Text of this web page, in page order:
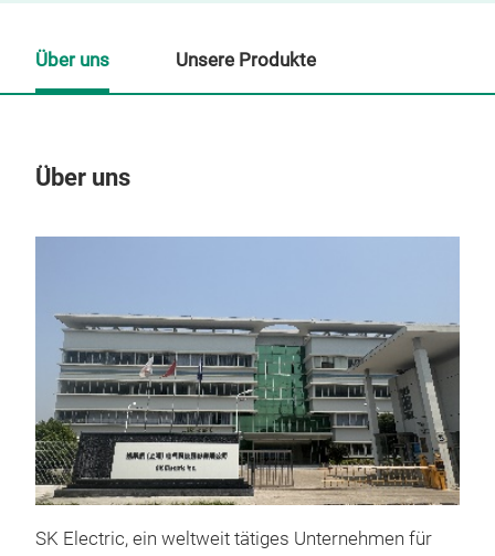
Über uns
SK Electric, ein weltweit tätiges Unternehmen für
Über uns Unsere Produkte